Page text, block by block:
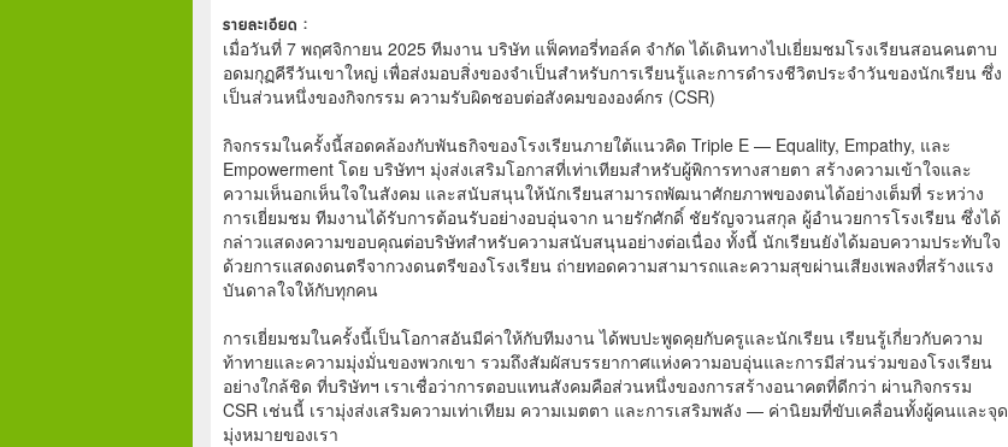
รายละเอียด :
เมื่อวันที่ 7 พฤศจิกายน 2025 ทีมงาน บริษัท แฟ็คทอรี่ทอล์ค จำกัด ได้เดินทางไปเยี่ยมชมโรงเรียนสอนคนตาบ
อดมกุฏคีรีวันเขาใหญ่ เพื่อส่งมอบสิ่งของจำเป็นสำหรับการเรียนรู้และการดำรงชีวิตประจำวันของนักเรียน ซึ่ง
เป็นส่วนหนึ่งของกิจกรรม ความรับผิดชอบต่อสังคมขององค์กร (CSR)
กิจกรรมในครั้งนี้สอดคล้องกับพันธกิจของโรงเรียนภายใต้แนวคิด Triple E — Equality, Empathy, และ
Empowerment โดย บริษัทฯ มุ่งส่งเสริมโอกาสที่เท่าเทียมสำหรับผู้พิการทางสายตา สร้างความเข้าใจและ
ความเห็นอกเห็นใจในสังคม และสนับสนุนให้นักเรียนสามารถพัฒนาศักยภาพของตนได้อย่างเต็มที่ ระหว่าง
การเยี่ยมชม ทีมงานได้รับการต้อนรับอย่างอบอุ่นจาก นายรักศักดิ์ ชัยรัญจวนสกุล ผู้อำนวยการโรงเรียน ซึ่งได้
กล่าวแสดงความขอบคุณต่อบริษัทสำหรับความสนับสนุนอย่างต่อเนื่อง ทั้งนี้ นักเรียนยังได้มอบความประทับใจ
ด้วยการแสดงดนตรีจากวงดนตรีของโรงเรียน ถ่ายทอดความสามารถและความสุขผ่านเสียงเพลงที่สร้างแรง
บันดาลใจให้กับทุกคน
การเยี่ยมชมในครั้งนี้เป็นโอกาสอันมีค่าให้กับทีมงาน ได้พบปะพูดคุยกับครูและนักเรียน เรียนรู้เกี่ยวกับความ
ท้าทายและความมุ่งมั่นของพวกเขา รวมถึงสัมผัสบรรยากาศแห่งความอบอุ่นและการมีส่วนร่วมของโรงเรียน
อย่างใกล้ชิด ที่บริษัทฯ เราเชื่อว่าการตอบแทนสังคมคือส่วนหนึ่งของการสร้างอนาคตที่ดีกว่า ผ่านกิจกรรม
CSR เช่นนี้ เรามุ่งส่งเสริมความเท่าเทียม ความเมตตา และการเสริมพลัง — ค่านิยมที่ขับเคลื่อนทั้งผู้คนและจุด
มุ่งหมายของเรา